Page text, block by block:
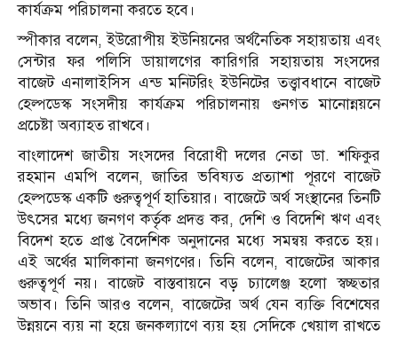
কার্যক্রম পরিচালনা করতে হবে।
স্পীকার বলেন, ইউরোপীয় ইউনিয়নের অর্থনৈতিক সহায়তায় এবং
সেন্টার ফর পলিসি ডায়ালগের কারিগরি সহায়তায় সংসদের
বাজেট এনালাইসিস এন্ড মনিটরিং ইউনিটের তত্ত্বাবধানে বাজেট
হেল্পডেস্ক সংসদীয় কার্যক্রম পরিচালনায় গুনগত মানোন্নয়নে
প্রচেষ্টা অব্যাহত রাখবে।
বাংলাদেশ জাতীয় সংসদের বিরোধী দলের নেতা ডা. শফিকুর
রহমান এমপি বলেন, জাতির ভবিষ্যত প্রত্যাশা পূরণে বাজেট
হেল্পডেস্ক একটি গুরুত্বপূর্ণ হাতিয়ার। বাজেটে অর্থ সংস্থানের তিনটি
উৎসের মধ্যে জনগণ কর্তৃক প্রদত্ত কর, দেশি ও বিদেশি ঋণ এবং
বিদেশ হতে প্রাপ্ত বৈদেশিক অনুদানের মধ্যে সমন্বয় করতে হয়।
এই অর্থের মালিকানা জনগণের। তিনি বলেন, বাজেটের আকার
গুরুত্বপূর্ণ নয়। বাজেট বাস্তবায়নে বড় চ্যালেঞ্জ হলো স্বচ্ছতার
অভাব। তিনি আরও বলেন, বাজেটের অর্থ যেন ব্যক্তি বিশেষের
উন্নয়নে ব্যয় না হয়ে জনকল্যাণে ব্যয় হয় সেদিকে খেয়াল রাখতে